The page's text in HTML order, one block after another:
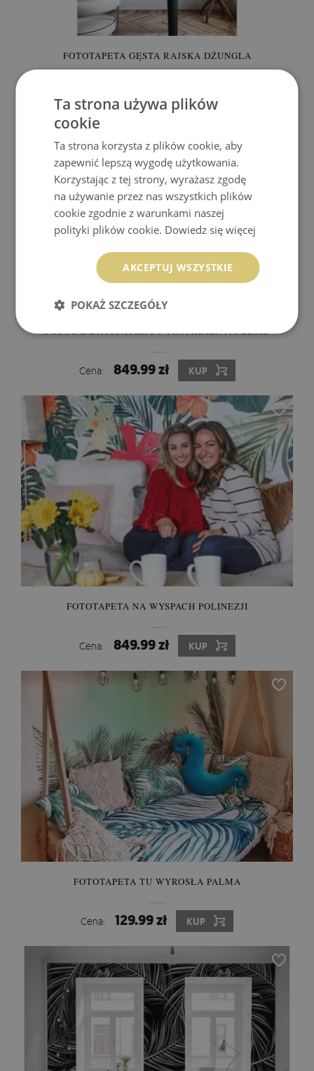
FOTOTAPETA GĘSTA RAJSKA DŻUNGLA
849.99 zł KUP
FOTOTAPETA SPACER PO TROPIKALNYM LESIE
Cena: 849.99 zł KUP
FOTOTAPETA NA WYSPACH POLINEZJI
Cena: 849.99 zł KUP
FOTOTAPETA TU WYROSŁA PALMA
Cena: 129.99 zł KUP
Ta strona używa plików
cookie
Ta strona korzysta z plików cookie, aby
zapewnić lepszą wygodę użytkowania.
Korzystając z tej strony, wyrażasz zgodę
na używanie przez nas wszystkich plików
cookie zgodnie z warunkami naszej
polityki plików cookie. Dowiedz się więcej
AKCEPTUJ WSZYSTKIE
POKAŻ SZCZEGÓŁY